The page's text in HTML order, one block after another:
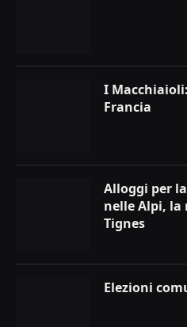
I
Francia
Alloggi per
nelle Alpi, la
Tignes
Elezioni